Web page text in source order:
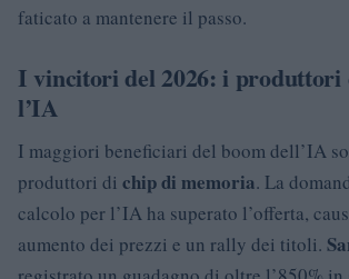
faticato a mantenere il passo.
I vincitori del 2026: i produttori
l’IA
I maggiori beneficiari del boom dell’IA
produttori di chip di memoria. La
calcolo per l’IA ha superato l’offerta,
aumento dei prezzi e un rally dei titoli.